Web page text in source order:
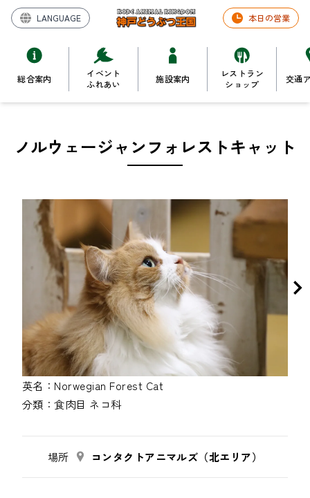
LANGUAGE 本日の営業
総合案内
イベント
ふれあい
施設案内
レストラン
ショップ
交通
ノルウェージャンフォレストキャット
英名： Norwegian Forest Cat
分類：食肉目 ネコ科
場所 コンタクトアニマルズ（北エリア）